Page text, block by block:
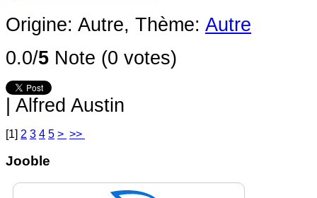
Origine: Autre, Thème: Autre
0.0/5 Note (0 votes)
Alfred Austin
[1] 2 3 4 5 > >>
Jooble